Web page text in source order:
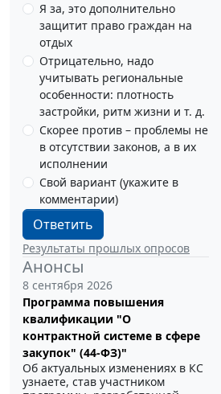
Я за, это дополнительно
защитит право граждан на
отдых
Отрицательно, надо
учитывать региональные
особенности: плотность
застройки, ритм жизни и т. д.
Скорее против – проблемы не
в отсутствии законов, а в их
исполнении
Свой вариант (укажите в
комментарии)
Ответить
Результаты прошлых опросов
Анонсы
8 сентября 2026
Программа повышения
квалификации "О
контрактной системе в сфере
закупок" (44-ФЗ)"
Об актуальных изменениях в КС
узнаете, став участником